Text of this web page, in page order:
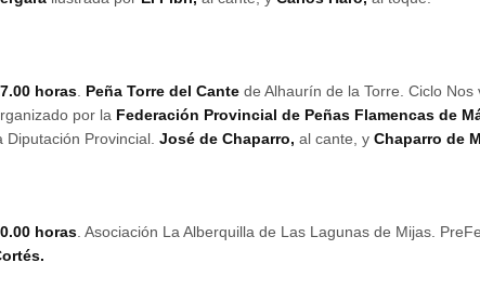
horas Peña Torre del Cante de Alhaurín de la Torre. Ciclo Nos
por la Federación Provincial de Peñas Flamencas de
Diputación Provincial.José de Chaparro,al cante, yChaparro de
horas . Asociación La Alberquilla de Las Lagunas de Mijas.